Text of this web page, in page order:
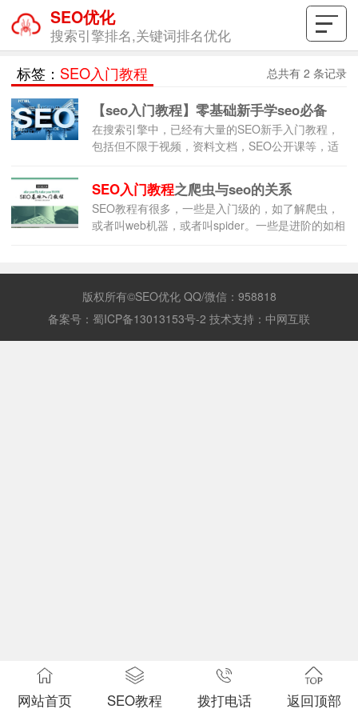
SEO优化
搜索引擎排名,关键词排名优化
标签： SEO入门教程 总共有 2 条记录
【seo入门教程】零基础新手学seo必备
在搜索引擎中，已经有大量的SEO新手入门教程，
包括但不限于视频，资料文档，SEO公开课等，适
价值的？笔者发现，海量的SEO自学者完全搞不清
哪些教程是有真正的含金量的，这个问题是悲哀
的，却是一个大量存在的事实。
SEO入门教程之爬虫与seo的关系
SEO教程有很多，一些是入门级的，如了解爬虫，
或者叫web机器，或者叫spider。一些是进阶的如相
版权所有©SEO优化 QQ/微信：958818
备案号： 蜀ICP备13013153号-2 技术支持： 中网互联
网站首页 SEO教程 拨打电话 返回顶部